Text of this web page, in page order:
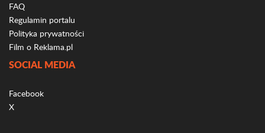
FAQ
Regulamin portalu
Polityka prywatności
Film o Reklama.pl
SOCIAL MEDIA
Facebook
X